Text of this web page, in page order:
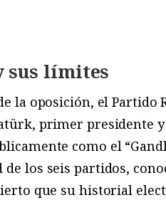
sus límites
la oposición, el Partido
primer presidente
como el
los seis partidos,
que su historial